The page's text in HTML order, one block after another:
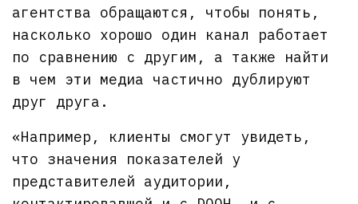
агентства обращаются, чтобы понять,
насколько хорошо один канал работает
по сравнению с другим, а также найти
в чем эти медиа частично дублируют
друг друга.
«Например, клиенты смогут увидеть,
что значения показателей у
представителей аудитории,